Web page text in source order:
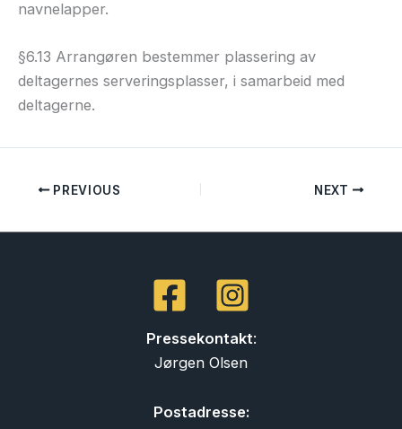
navnelapper.
§6.13 Arrangøren bestemmer plassering av
deltagernes serveringsplasser, i samarbeid med
deltagerne.
PREVIOUS NEXT
Pressekontakt:
Jørgen Olsen
Postadresse: